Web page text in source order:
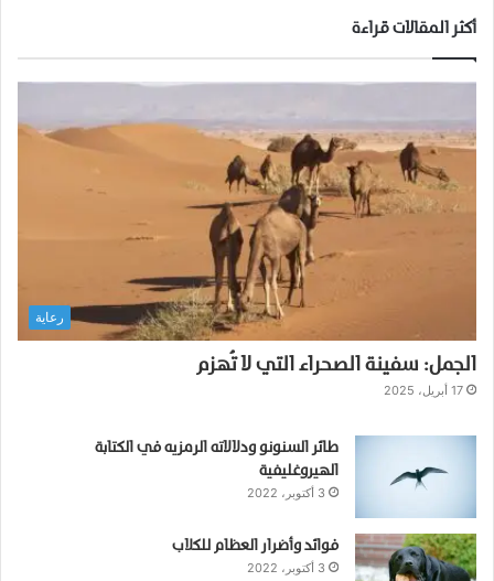
أكثر المقالات قراءة
رعاية
الجمل: سفينة الصحراء التي لا تُهزم
17 أبريل، 2025
طائر السنونو ودلالاته الرمزيه في الكتابة
الهيروغليفية
3 أكتوبر، 2022
فوائد وأضرار العظام للكلاب
3 أكتوبر، 2022